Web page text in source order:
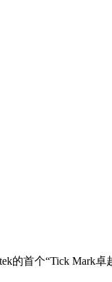
的首个“Tick Mark